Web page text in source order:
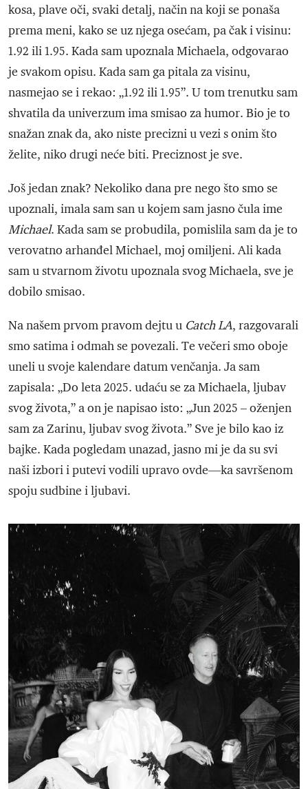
kosa, plave oči, svaki detalj, način na koji se ponaša
prema meni, kako se uz njega osećam, pa čak i visinu:
1.92 ili 1.95. Kada sam upoznala Michaela, odgovarao
je svakom opisu. Kada sam ga pitala za visinu,
nasmejao se i rekao: „1.92 ili 1.95”. U tom trenutku sam
shvatila da univerzum ima smisao za humor. Bio je to
snažan znak da, ako niste precizni u vezi s onim što
želite, niko drugi neće biti. Preciznost je sve.
Još jedan znak? Nekoliko dana pre nego što smo se
upoznali, imala sam san u kojem sam jasno čula ime
Michael. Kada sam se probudila, pomislila sam da je to
verovatno arhanđel Michael, moj omiljeni. Ali kada
sam u stvarnom životu upoznala svog Michaela, sve je
dobilo smisao.
Na našem prvom pravom dejtu u Catch LA, razgovarali
smo satima i odmah se povezali. Te večeri smo oboje
uneli u svoje kalendare datum venčanja. Ja sam
zapisala: „Do leta 2025. udaću se za Michaela, ljubav
svog života,” a on je napisao isto: „Jun 2025 – oženjen
sam za Zarinu, ljubav svog života.” Sve je bilo kao iz
bajke. Kada pogledam unazad, jasno mi je da su svi
naši izbori i putevi vodili upravo ovde—ka savršenom
spoju sudbine i ljubavi.